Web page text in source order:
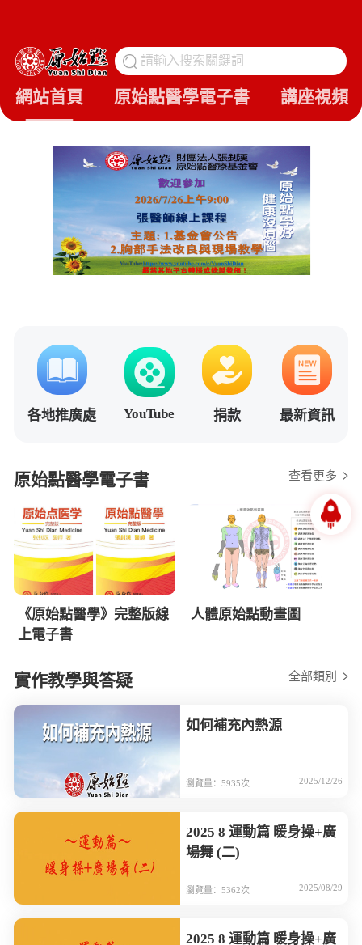
請輸入搜索關鍵詞
網站首頁 原始點醫學電子書 講座視頻
各地推廣處 YouTube 捐款 最新資訊
原始點醫學電子書 查看更多
《原始點醫學》完整版線
上電子書
人體原始點動畫圖
實作教學與答疑 全部類別
如何補充內熱源
瀏覽量：5935次 2025/12/26
2025 8 運動篇 暖身操+廣
場舞 (二)
瀏覽量：5362次 2025/08/29
2025 8 運動篇 暖身操+廣